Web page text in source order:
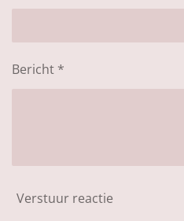
Bericht *
Verstuur reactie